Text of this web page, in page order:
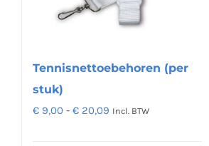
Tennisnettoebehoren (per
stuk)
€ 9,00 - € 20,09 Prijsklasse:
Incl. BTW